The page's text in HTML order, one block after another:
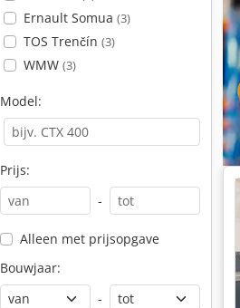
Ernault Somua (3)
TOS Trenčín (3)
WMW (3)
Model:
Prijs:
-
Alleen met prijsopgave
Bouwjaar:
-